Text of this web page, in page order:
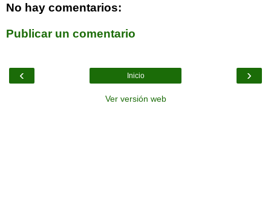
No hay comentarios:
Publicar un comentario
‹ ›
Inicio
Ver versión web